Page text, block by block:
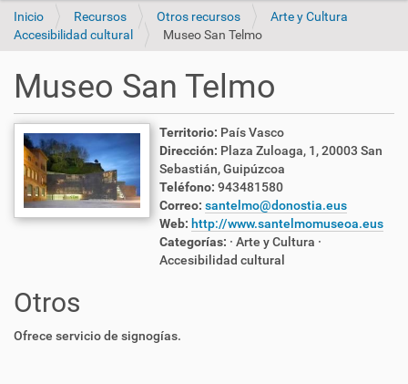
Inicio Recursos Otros recursos
Arte y Cultura
Accesibilidad cultural
Museo San Telmo
Museo San Telmo
Territorio: País Vasco
Dirección: Plaza Zuloaga, 1, 20003 San
Sebastián, Guipúzcoa
Teléfono: 943481580
Correo: santelmo@donostia.eus
Web: http://www.santelmomuseoa.eus
Categorías: · Arte y Cultura ·
Accesibilidad cultural
Otros
Ofrece servicio de signogías.